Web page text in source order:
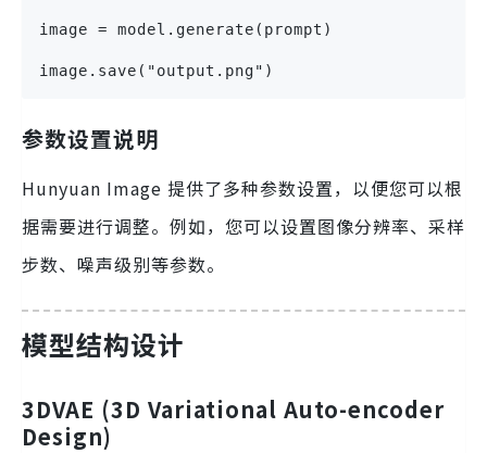
image = model.generate(prompt)
image.save("output.png")
参数设置说明
Hunyuan Image 提供了多种参数设置，以便您可以根
据需要进行调整。例如，您可以设置图像分辨率、采样
步数、噪声级别等参数。
模型结构设计
3DVAE (3D Variational Auto-encoder
Design)